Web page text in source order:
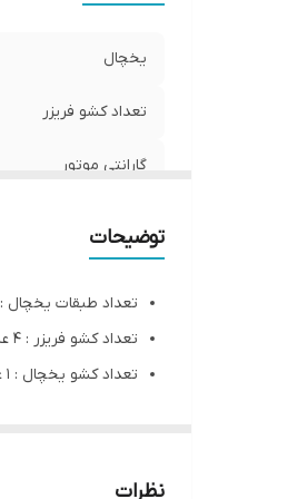
یخچال
تعداد کشو فریزر
گارانتی موتور
توضیحات
تعداد طبقات یخچال : 3 عدد
تعداد کشو فریزر : 4 عدد
تعداد کشو یخچال : 1 عدد
رنگ : سفید, نقره اینظرات